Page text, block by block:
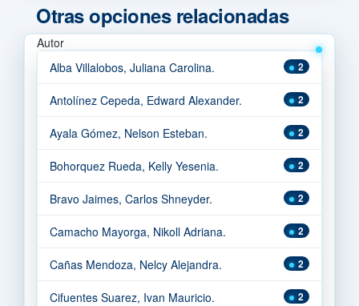
Otras opciones relacionadas
Autor
2
Alba Villalobos, Juliana Carolina.
2
Antolínez Cepeda, Edward Alexander.
2
Ayala Gómez, Nelson Esteban.
2
Bohorquez Rueda, Kelly Yesenia.
2
Bravo Jaimes, Carlos Shneyder.
2
Camacho Mayorga, Nikoll Adriana.
2
Cañas Mendoza, Nelcy Alejandra.
2
Cifuentes Suarez, Ivan Mauricio.